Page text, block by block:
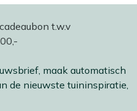
maak automatisch
de nieuwste tuininspiratie,